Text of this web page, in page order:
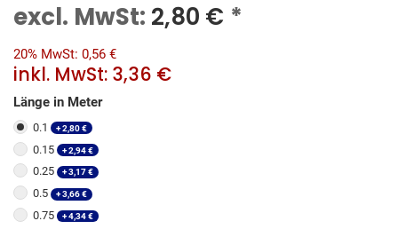
excl. MwSt: 2,80 € *
20% MwSt: 0,56 €
inkl. MwSt: 3,36 €
Länge in Meter
0.1 +2,80€
0.15 +2,94€
0.25 +3,17€
0.5 +3,66€
0.75 +4,34€